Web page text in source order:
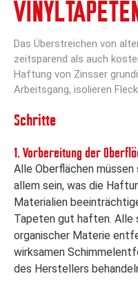
Das Überstreichen von
zeitsparend als auch
Haftung von Zinsser
Arbeitsgang, isolieren
Schritte
1. Vorbereitung der
Alle Oberflächen
allem sein, was die
Materialien
Tapeten gut haften. Alle
organischer Materie
wirksamen
des Herstellers